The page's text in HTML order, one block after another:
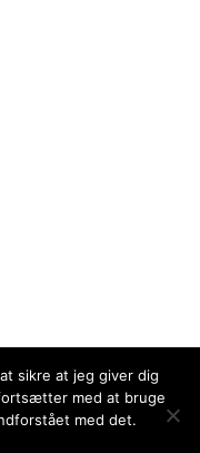
sikre at jeg giver dig
med at bruge
med det.